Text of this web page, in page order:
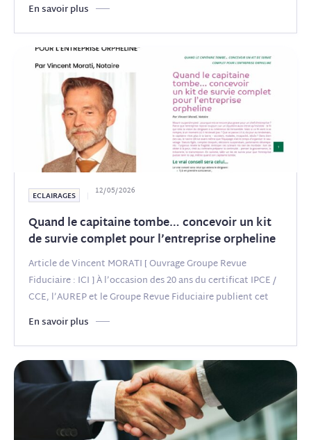
En savoir plus
ECLAIRAGES 12/05/2026
Quand le capitaine tombe… concevoir un kit
de survie complet pour l’entreprise orpheline
Article de Vincent MORATI [ Ouvrage Groupe Revue
Fiduciaire : ICI ] À l’occasion des 20 ans du certificat IPCE /
CCE, l’AUREP et le Groupe Revue Fiduciaire publient cet
(...)
En savoir plus